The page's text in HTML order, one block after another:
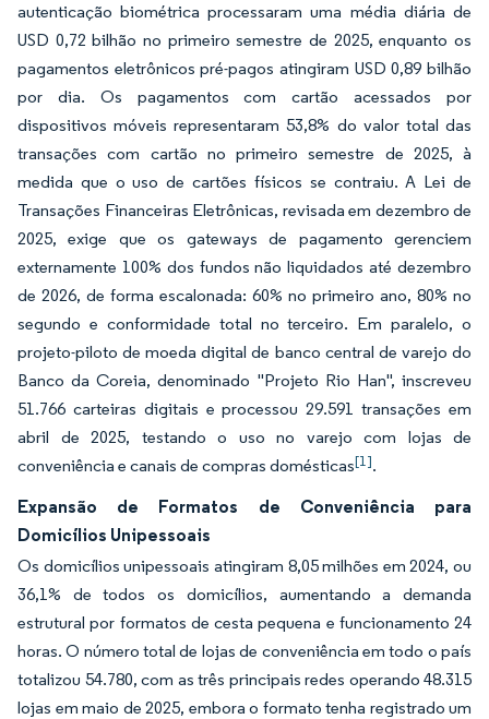
autenticação biométrica processaram uma média diária de
USD 0,72 bilhão no primeiro semestre de 2025, enquanto os
pagamentos eletrônicos pré-pagos atingiram USD 0,89 bilhão
por dia. Os pagamentos com cartão acessados por
dispositivos móveis representaram 53,8% do valor total das
transações com cartão no primeiro semestre de 2025, à
medida que o uso de cartões físicos se contraiu. A Lei de
Transações Financeiras Eletrônicas, revisada em dezembro de
2025, exige que os gateways de pagamento gerenciem
externamente 100% dos fundos não liquidados até dezembro
de 2026, de forma escalonada: 60% no primeiro ano, 80% no
segundo e conformidade total no terceiro. Em paralelo, o
projeto-piloto de moeda digital de banco central de varejo do
Banco da Coreia, denominado "Projeto Rio Han", inscreveu
51.766 carteiras digitais e processou 29.591 transações em
abril de 2025, testando o uso no varejo com lojas de
conveniência e canais de compras domésticas[1].
Expansão de Formatos de Conveniência para
Domicílios Unipessoais
Os domicílios unipessoais atingiram 8,05 milhões em 2024, ou
36,1% de todos os domicílios, aumentando a demanda
estrutural por formatos de cesta pequena e funcionamento 24
horas. O número total de lojas de conveniência em todo o país
totalizou 54.780, com as três principais redes operando 48.315
lojas em maio de 2025, embora o formato tenha registrado um